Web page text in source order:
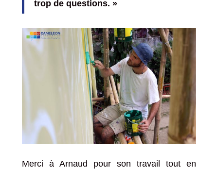
trop de questions. »
Merci à Arnaud pour son travail tout en